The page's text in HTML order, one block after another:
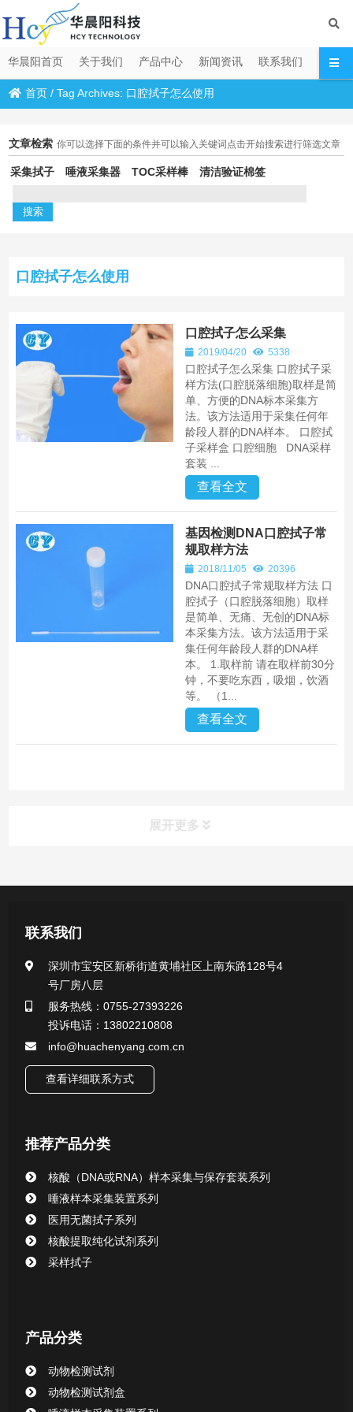
华晨阳首页 关于我们 产品中心 新闻资讯 联系我们
首页 /Tag Archives: 口腔拭子怎么使用
文章检索 你可以选择下面的条件并可以输入关键词点击开始搜索进行筛选文章
采集拭子 唾液采集器 TOC采样棒 清洁验证棉签
口腔拭子怎么使用
口腔拭子怎么采集
2019/04/20 5338
口腔拭子怎么采集 口腔拭子采
样方法(口腔脱落细胞)取样是简
单、方便的DNA标本采集方
法。该方法适用于采集任何年
龄段人群的DNA样本。 口腔拭
子采样盒 口腔细胞 DNA采样
套装 ...
查看全文
基因检测DNA口腔拭子常
规取样方法
2018/11/05 20396
DNA口腔拭子常规取样方法 口
腔拭子（口腔脱落细胞）取样
是简单、无痛、无创的DNA标
本采集方法。该方法适用于采
集任何年龄段人群的DNA样
本。 1.取样前 请在取样前30分
钟，不要吃东西，吸烟，饮酒
等。 （1...
查看全文
展开更多
产品中心
医用无菌采样拭子系列
一次性使用采样器系列
微生物样本保存液（通用运输传媒介质）系列
核酸（DNA&RNA）样本采集与保存套装系列
唾液样本采集装置系列
清洁验证棉签系列
动物检测试剂
联系我们
深圳市宝安区新桥街道黄埔社区上南东路128号4
号厂房八层
服务热线：0755-27393226
投诉电话：13802210808
info@huachenyang.com.cn
查看详细联系方式
推荐产品分类
核酸（DNA或RNA）样本采集与保存套装系列
唾液样本采集装置系列
医用无菌拭子系列
核酸提取纯化试剂系列
采样拭子
产品分类
动物检测试剂
动物检测试剂盒